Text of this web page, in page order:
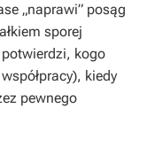
„naprawi” posąg
sporej
kogo
kiedy
pewnego